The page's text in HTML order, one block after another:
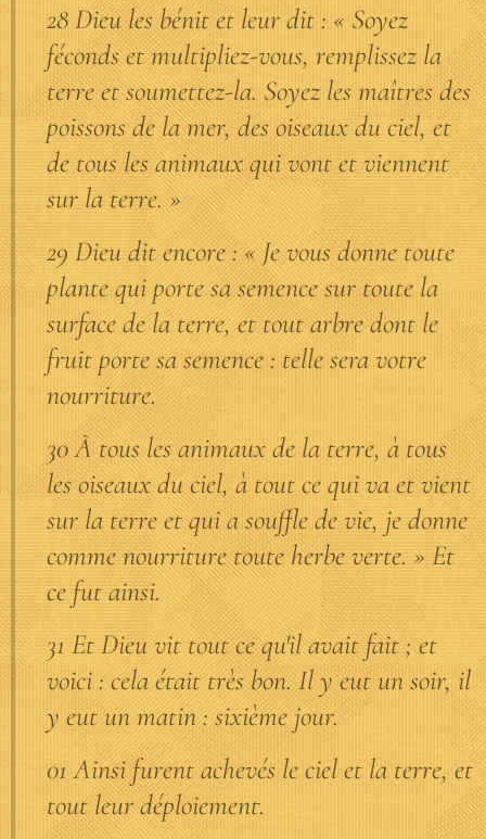
28 Dieu les bénit et leur dit : « Soyez
féconds et multipliez-vous, remplissez la
terre et soumettez-la. Soyez les maîtres des
poissons de la mer, des oiseaux du ciel, et
de tous les animaux qui vont et viennent
sur la terre. »
29 Dieu dit encore : « Je vous donne toute
plante qui porte sa semence sur toute la
surface de la terre, et tout arbre dont le
fruit porte sa semence : telle sera votre
nourriture.
30 À tous les animaux de la terre, à tous
les oiseaux du ciel, à tout ce qui va et vient
sur la terre et qui a souffle de vie, je donne
comme nourriture toute herbe verte. » Et
ce fut ainsi.
31 Et Dieu vit tout ce qu'il avait fait ; et
voici : cela était très bon. Il y eut un soir, il
y eut un matin : sixième jour.
01 Ainsi furent achevés le ciel et la terre, et
tout leur déploiement.